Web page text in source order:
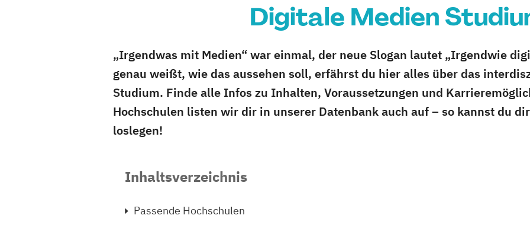
Digitale Medien
„Irgendwas mit Medien“ war einmal, der neue Slogan lautet „Irgendwie
genau weißt, wie das aussehen soll, erfährst du hier alles über das
Studium. Finde alle Infos zu Inhalten, Voraussetzungen und
Hochschulen listen wir dir in unserer Datenbank auch auf – so kannst du
loslegen!
Inhaltsverzeichnis
Passende Hochschulen